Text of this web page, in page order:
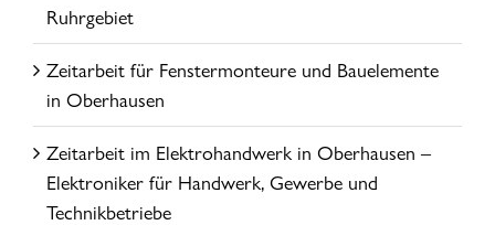
Ruhrgebiet
Zeitarbeit für Fenstermonteure und Bauelemente
in Oberhausen
Zeitarbeit im Elektrohandwerk in Oberhausen –
Elektroniker für Handwerk, Gewerbe und
Technikbetriebe